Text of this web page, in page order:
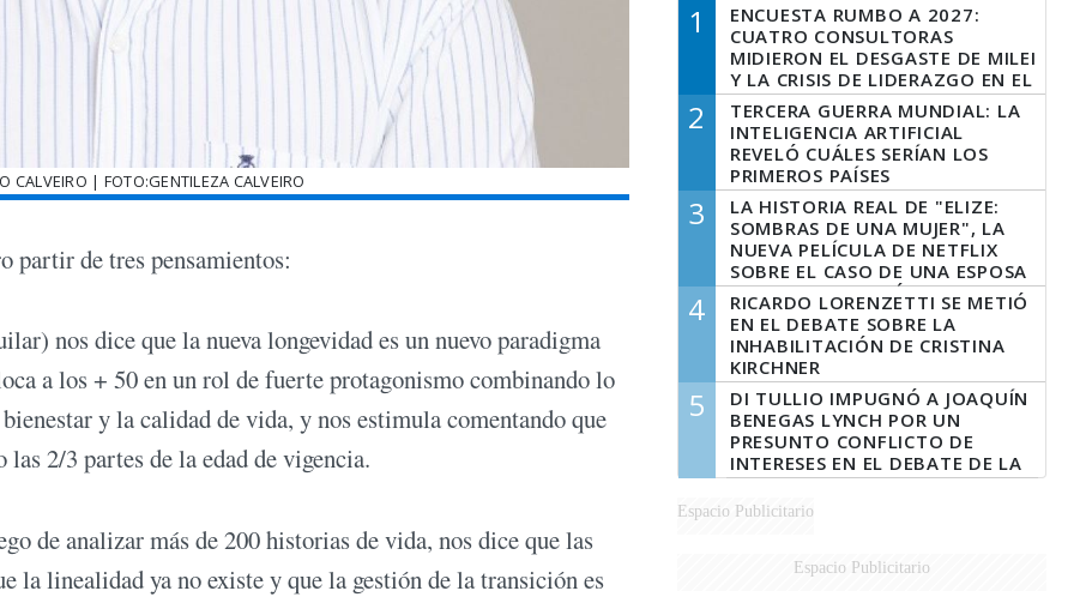
CALVEIRO | FOTO:GENTILEZA CALVEIRO
partir de tres pensamientos:
nos dice que la nueva longevidad es un nuevo paradigma
a los + 50 en un rol de fuerte protagonismo combinando lo
y la calidad de vida, y nos estimula comentando que
2/3 partes de la edad de vigencia.
de analizar más de 200 historias de vida, nos dice que las
la linealidad ya no existe y que la gestión de la transición es
1
ENCUESTA RUMBO A 2027:
CUATRO CONSULTORAS
MIDIERON EL DESGASTE DE MILEI
Y LA CRISIS DE LIDERAZGO EN EL
PERONISMO
2
TERCERA GUERRA MUNDIAL: LA
INTELIGENCIA ARTIFICIAL
REVELÓ CUÁLES SERÍAN LOS
PRIMEROS PAÍSES
LATINOAMERICANOS EN SER
DERROTADOS
3
LA HISTORIA REAL DE "ELIZE:
SOMBRAS DE UNA MUJER", LA
NUEVA PELÍCULA DE NETFLIX
SOBRE EL CASO DE UNA ESPOSA
QUE DESCUARTIZÓ A SU
MARIDO
4
RICARDO LORENZETTI SE METIÓ
EN EL DEBATE SOBRE LA
INHABILITACIÓN DE CRISTINA
KIRCHNER
5
DI TULLIO IMPUGNÓ A JOAQUÍN
BENEGAS LYNCH POR UN
PRESUNTO CONFLICTO DE
INTERESES EN EL DEBATE DE LA
LEY DE TIERRAS
Espacio Publicitario
Espacio Publicitario